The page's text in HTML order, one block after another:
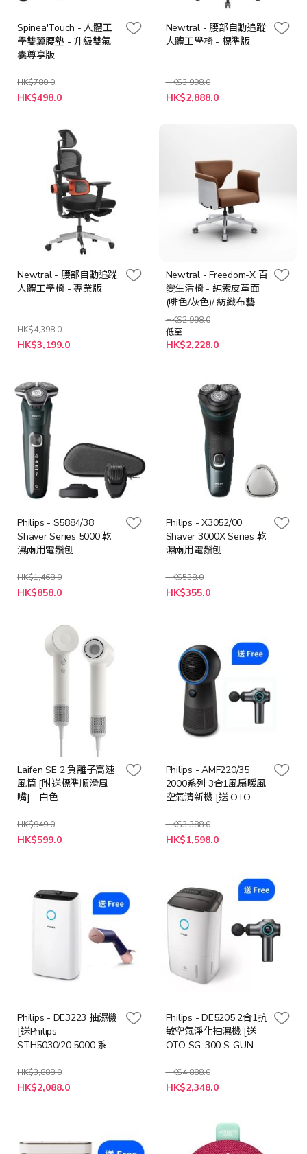
Spinea'Touch - 人體工
學雙翼腰墊 - 升級雙氣
囊尊享版
HK$780.0
特
殊
HK$498.0
Newtral - 腰部自動追蹤
人體工學椅 - 標準版
HK$3,998.0
特
殊
HK$2,888.0
Newtral - 腰部自動追蹤
人體工學椅 - 專業版
HK$4,398.0
特
殊
HK$3,199.0
Newtral - Freedom-X 百
變生活椅 - 純素皮革面
(啡色/灰色)/ 紡織布藝面
(橙色/白色/深灰)
HK$2,998.0
低至
HK$2,228.0
Philips - S5884/38
Shaver Series 5000 乾
濕兩用電鬚刨
HK$1,468.0
特
殊
HK$858.0
Philips - X3052/00
Shaver 3000X Series 乾
濕兩用電鬚刨
HK$538.0
特
殊
HK$355.0
Laifen SE 2 負離子高速
風筒 [附送標準順滑風
嘴] - 白色
HK$949.0
特
殊
HK$599.0
Philips - AMF220/35
2000系列 3合1風扇暖風
空氣清新機 [送 OTO
摩槍 (價值: $998)]
HK$3,388.0
特
殊
HK$1,598.0
Philips - DE3223 抽濕機
[送Philips -
STH5030/20 5000 系列
軍藍 (價值: $698)]
HK$3,888.0
特
殊
HK$2,088.0
Philips - DE5205 2合1抗
敏空氣淨化抽濕機 [送
OTO SG-300 S-GUN 無
HK$4,888.0
特
殊
HK$2,348.0